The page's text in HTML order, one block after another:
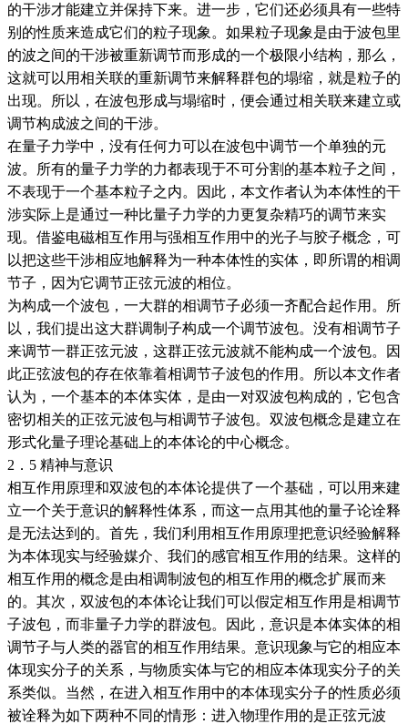
的干涉才能建立并保持下来。进一步，它们还必须具有一些特
别的性质来造成它们的粒子现象。如果粒子现象是由于波包里
的波之间的干涉被重新调节而形成的一个极限小结构，那么，
这就可以用相关联的重新调节来解释群包的塌缩，就是粒子的
出现。所以，在波包形成与塌缩时，便会通过相关联来建立或
调节构成波之间的干涉。
在量子力学中，没有任何力可以在波包中调节一个单独的元
波。所有的量子力学的力都表现于不可分割的基本粒子之间，
不表现于一个基本粒子之内。因此，本文作者认为本体性的干
涉实际上是通过一种比量子力学的力更复杂精巧的调节来实
现。借鉴电磁相互作用与强相互作用中的光子与胶子概念，可
以把这些干涉相应地解释为一种本体性的实体，即所谓的相调
节子，因为它调节正弦元波的相位。
为构成一个波包，一大群的相调节子必须一齐配合起作用。所
以，我们提出这大群调制子构成一个调节波包。没有相调节子
来调节一群正弦元波，这群正弦元波就不能构成一个波包。因
此正弦波包的存在依靠着相调节子波包的作用。所以本文作者
认为，一个基本的本体实体，是由一对双波包构成的，它包含
密切相关的正弦元波包与相调节子波包。双波包概念是建立在
形式化量子理论基础上的本体论的中心概念。
2．5 精神与意识
相互作用原理和双波包的本体论提供了一个基础，可以用来建
立一个关于意识的解释性体系，而这一点用其他的量子论诠释
是无法达到的。首先，我们利用相互作用原理把意识经验解释
为本体现实与经验媒介、我们的感官相互作用的结果。这样的
相互作用的概念是由相调制波包的相互作用的概念扩展而来
的。其次，双波包的本体论让我们可以假定相互作用是相调节
子波包，而非量子力学的群波包。因此，意识是本体实体的相
调节子与人类的器官的相互作用结果。意识现象与它的相应本
体现实分子的关系，与物质实体与它的相应本体现实分子的关
系类似。当然，在进入相互作用中的本体现实分子的性质必须
被诠释为如下两种不同的情形：进入物理作用的是正弦元波